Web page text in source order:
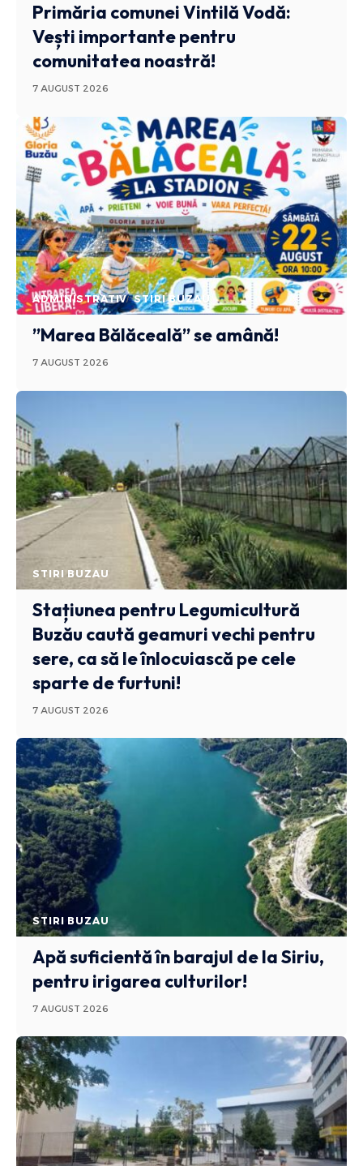
Primăria comunei Vintilă Vodă:
Vești importante pentru
comunitatea noastră!
7 AUGUST 2026
ADMINISTRATIV STIRI BUZAU
”Marea Bălăceală” se amână!
7 AUGUST 2026
STIRI BUZAU
Stațiunea pentru Legumicultură
Buzău caută geamuri vechi pentru
sere, ca să le înlocuiască pe cele
sparte de furtuni!
7 AUGUST 2026
STIRI BUZAU
Apă suficientă în barajul de la Siriu,
pentru irigarea culturilor!
7 AUGUST 2026